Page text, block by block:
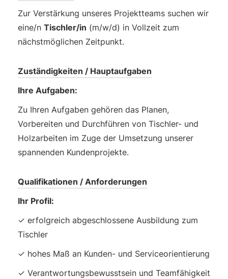
Zur Verstärkung unseres Projektteams suchen wir
eine/n Tischler/in (m/w/d) in Vollzeit zum
nächstmöglichen Zeitpunkt.
Zuständigkeiten / Hauptaufgaben
Ihre Aufgaben:
Zu Ihren Aufgaben gehören das Planen,
Vorbereiten und Durchführen von Tischler- und
Holzarbeiten im Zuge der Umsetzung unserer
spannenden Kundenprojekte.
Qualifikationen / Anforderungen
Ihr Profil:
✓ erfolgreich abgeschlossene Ausbildung zum
Tischler
✓ hohes Maß an Kunden- und Serviceorientierung
✓ Verantwortungsbewusstsein und Teamfähigkeit